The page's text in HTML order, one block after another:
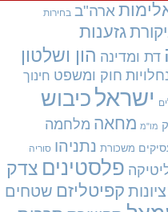
ארה"ב בחירות
גזענות
ומדינההון ושלטון
חוק ומשפט חינוך
כיבוש
מחאהמלחמה
משכורת נתניהו סוריה
פלסטיניםצדק
קפיטליזםשטחים